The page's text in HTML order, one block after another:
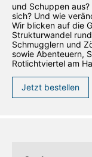
und Schuppen
sich? Und wie
Wir blicken auf die
Strukturwandel
Schmugglern und
sowie Abenteuern,
Rotlichtviertel am
Jetzt bestellen